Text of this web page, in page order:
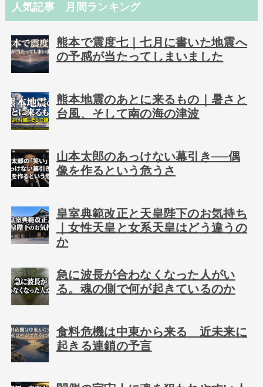
人気記事 月間ランキング
熊本で震度七｜七月に書いた地震へ
の予感が当たってしまいました
熊本地震のあとに来るもの｜暑さと
台風、そして南の海の津波
山本太郎のあっけない幕引き──偶
像を作るという危うさ
皇室典範改正と天皇陛下のお気持ち
｜女性天皇と女系天皇はどう違うの
か
急に波長が合わなくなった人がい
る。魂の側で何が起きているのか
食料危機は中東から来る 近未来に
起きる連鎖の予言